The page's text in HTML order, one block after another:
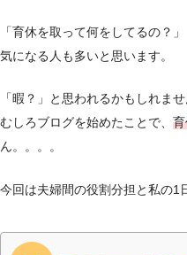
「育休を取って何をしてるの？」
気になる人も多いと思います。
「暇？」と思われるかもしれま
むしろブログを始めたことで、
ん。。。。
今回は夫婦間の役割分担と私の1